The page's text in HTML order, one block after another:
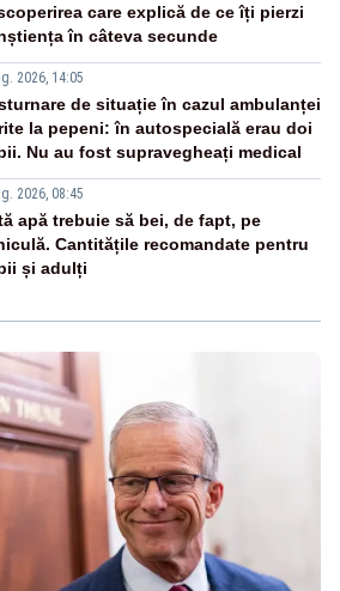
care explică de ce îți pierzi
în câteva secunde
2026, 14:05
de situație în cazul ambulanței
la pepeni: în autospecială erau doi
Nu au fost supravegheați medical
2026, 08:45
apă trebuie să bei, de fapt, pe
Cantitățile recomandate pentru
și adulți